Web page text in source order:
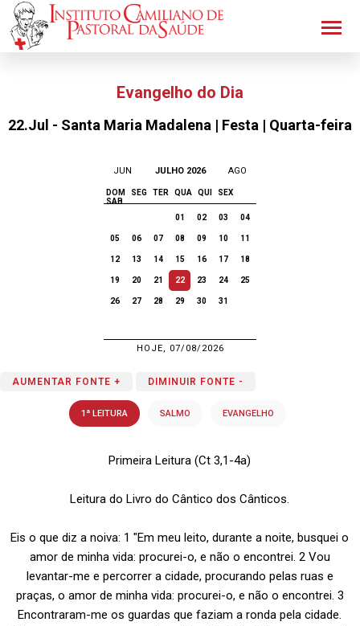
Evangelho do Dia
22.Jul - Santa Maria Madalena | Festa | Quarta-feira
JUN JULHO 2026 AGO
DOM SEG TER QUA QUI
SEX
SAB
01
02 03 04
05 06 07 08 09 10 11
12 13 14 15 16 17 18
19 20 21 22 23 24 25
26 27 28 29 30 31
HOJE, 07/08/2026
AUMENTAR FONTE + DIMINUIR FONTE -
1ª LEITURA SALMO EVANGELHO
Primeira Leitura (Ct 3,1-4a)
Leitura do Livro do Cântico dos Cânticos.
Eis o que diz a noiva: 1 "Em meu leito, durante a noite, busquei o
amor de minha vida: procurei-o, e não o encontrei. 2 Vou
levantar-me e percorrer a cidade, procurando pelas ruas e
praças, o amor de minha vida: procurei-o, e não o encontrei. 3
Encontraram-me os guardas que faziam a ronda pela cidade.